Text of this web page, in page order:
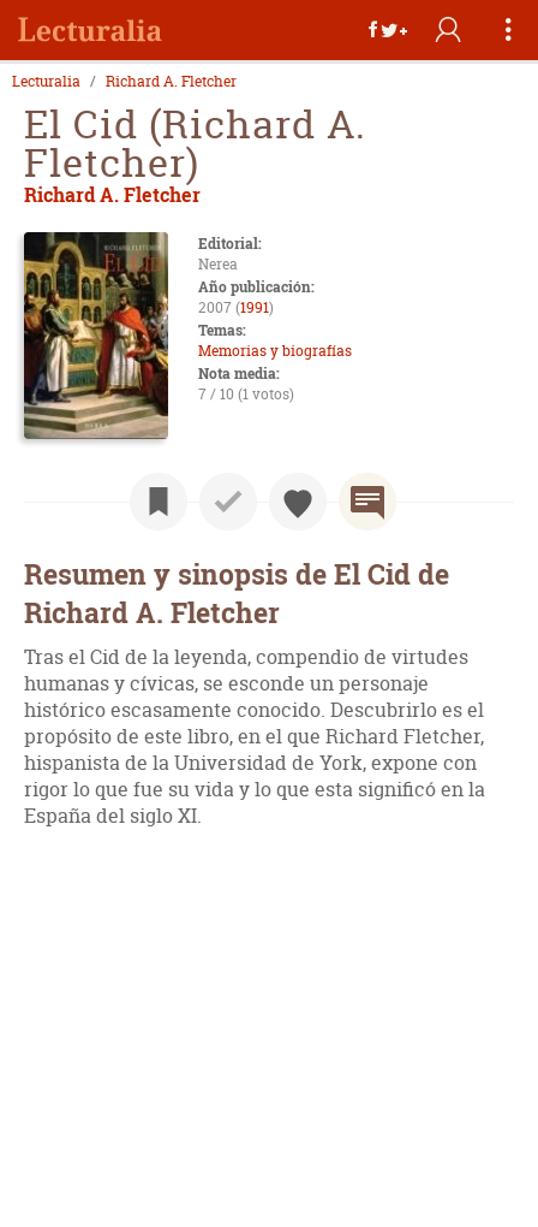
Lecturalia Richard A. Fletcher
El Cid (Richard A.
Fletcher)
Richard A. Fletcher
Editorial:
Nerea
Año publicación:
2007 (1991)
Temas:
Memorias y biografías
Nota media:
7 / 10 (1 votos)
Resumen y sinopsis de El Cid de
Richard A. Fletcher
Tras el Cid de la leyenda, compendio de virtudes
humanas y cívicas, se esconde un personaje
histórico escasamente conocido. Descubrirlo es el
propósito de este libro, en el que Richard Fletcher,
hispanista de la Universidad de York, expone con
rigor lo que fue su vida y lo que esta significó en la
España del siglo XI.